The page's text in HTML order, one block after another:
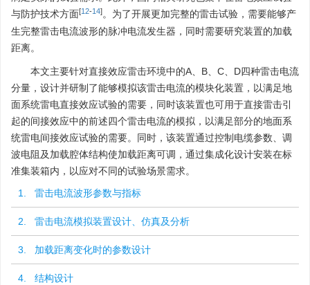
与防护技术方面[12-14]。为了开展更加完整的雷击试验，需要能够产
生完整雷击电流波形的脉冲电流发生器，同时需要研究装置的加载
距离。
本文主要针对直接效应雷击环境中的A、B、C、D四种雷击电流
分量，设计并研制了能够模拟该雷击电流的模块化装置，以满足地
面系统雷电直接效应试验的需要，同时该装置也可用于直接雷击引
起的间接效应中的前述四个雷击电流的模拟，以满足部分的地面系
统雷电间接效应试验的需要。同时，该装置通过控制电缆参数、调
波电阻及加载腔体结构使加载距离可调，通过集成化设计安装在标
准集装箱内，以应对不同的试验场景需求。
1. 雷击电流波形参数与指标
2. 雷击电流模拟装置设计、仿真及分析
3. 加载距离变化时的参数设计
4. 结构设计